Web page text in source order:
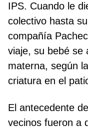
IPS. Cuando le
colectivo hasta
compañía
viaje, su bebé se
materna, según
criatura en el
El antecedente
vecinos fueron a